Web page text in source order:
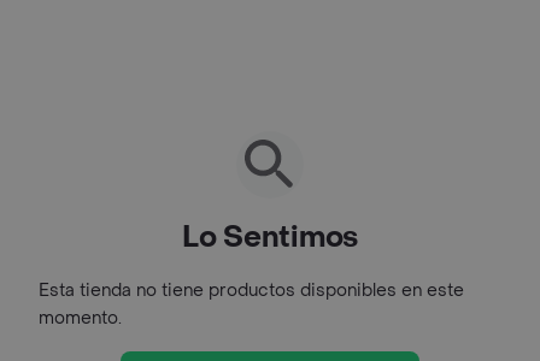
Lo Sentimos
Esta tienda no tiene productos disponibles en este
momento.